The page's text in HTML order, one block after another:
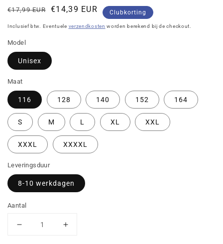
Normale
€17,99 EUR
Kortingsprijs€14,39 EUR Clubkorting
Inclusief btw. Eventuele verzendkosten worden berekend bij de checkout.
Model
Unisex
Maat
116 128 140 152 164
S M L XL XXL
XXXL XXXXL
Leveringsduur
8-10 werkdagen
Aantal
Aantal
Aantal